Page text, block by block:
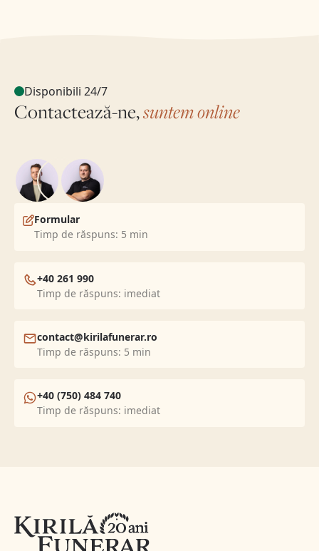
Disponibili 24/7
Contactează-ne,suntem online
Formular
Timp de răspuns: 5 min
+40 261 990
Timp de răspuns: imediat
contact@kirilafunerar.ro
Timp de răspuns: 5 min
+40 (750) 484 740
Timp de răspuns: imediat